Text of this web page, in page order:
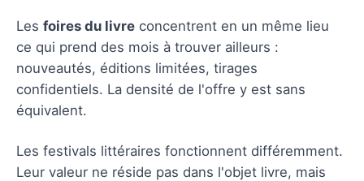
Les foires du livre concentrent en un même lieu
ce qui prend des mois à trouver ailleurs :
nouveautés, éditions limitées, tirages
confidentiels. La densité de l'offre y est sans
équivalent.
Les festivals littéraires fonctionnent différemment.
Leur valeur ne réside pas dans l'objet livre, mais